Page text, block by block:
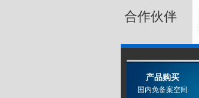
合作伙伴
产品购买
国内免备案空间